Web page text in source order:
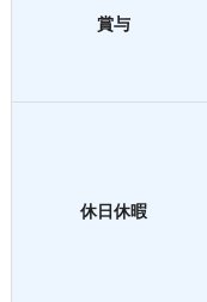
賞与
休日休暇